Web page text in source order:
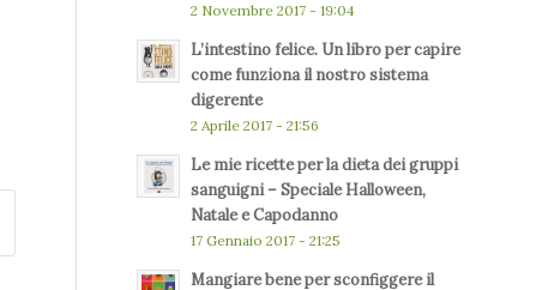
2 Novembre 2017 - 19:04
L’intestino felice. Un libro per capire
come funziona il nostro sistema
digerente
2 Aprile 2017 - 21:56
Le mie ricette per la dieta dei gruppi
sanguigni – Speciale Halloween,
Natale e Capodanno
17 Gennaio 2017 - 21:25
Mangiare bene per sconfiggere il